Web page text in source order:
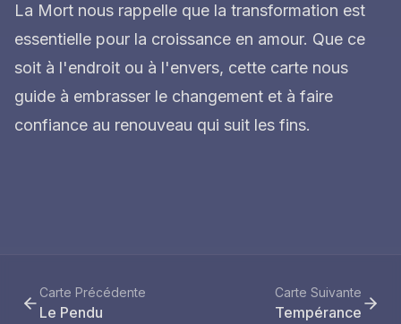
La Mort nous rappelle que la transformation est
essentielle pour la croissance en amour. Que ce
soit à l'endroit ou à l'envers, cette carte nous
guide à embrasser le changement et à faire
confiance au renouveau qui suit les fins.
Carte Précédente
Le Pendu
Carte Suivante
Tempérance